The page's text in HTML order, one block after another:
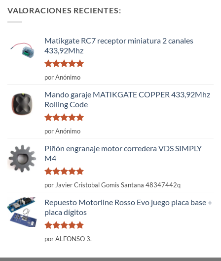
VALORACIONES RECIENTES:
Matikgate RC7 receptor miniatura 2 canales
433,92Mhz
Valorado
con
por Anónimo
Mando garaje MATIKGATE COPPER 433,92Mhz
Rolling Code
Valorado
con
por Anónimo
Piñón engranaje motor corredera VDS SIMPLY
M4
Valorado
con
por Javier Cristobal Gomis Santana 48347442q
Repuesto Motorline Rosso Evo juego placa base +
placa dígitos
Valorado
con
por ALFONSO 3.